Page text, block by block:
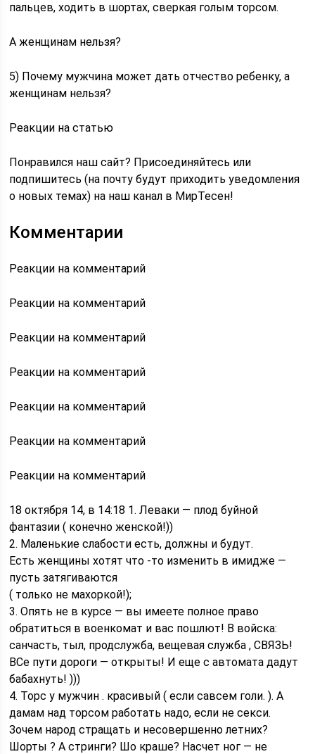
пальцев, ходить в шортах, сверкая голым торсом.
А женщинам нельзя?
5) Почему мужчина может дать отчество ребенку, а
женщинам нельзя?
Реакции на статью
Понравился наш сайт? Присоединяйтесь или
подпишитесь (на почту будут приходить уведомления
о новых темах) на наш канал в МирТесен!
Комментарии
Реакции на комментарий
Реакции на комментарий
Реакции на комментарий
Реакции на комментарий
Реакции на комментарий
Реакции на комментарий
Реакции на комментарий
18 октября 14, в 14:18 1. Леваки — плод буйной
фантазии ( конечно женской!))
2. Маленькие слабости есть, должны и будут.
Есть женщины хотят что -то изменить в имидже —
пусть затягиваются
( только не махоркой!);
3. Опять не в курсе — вы имеете полное право
обратиться в военкомат и вас пошлют! В войска:
санчасть, тыл, продслужба, вещевая служба , СВЯЗЬ!
ВСе пути дороги — открыты! И еще с автомата дадут
бабахнуть! )))
4. Торс у мужчин . красивый ( если савсем голи. ). А
дамам над торсом работать надо, если не секси.
Зочем народ стращать и несовершенно летних?
Шорты ? А стринги? Шо краше? Насчет ног — не